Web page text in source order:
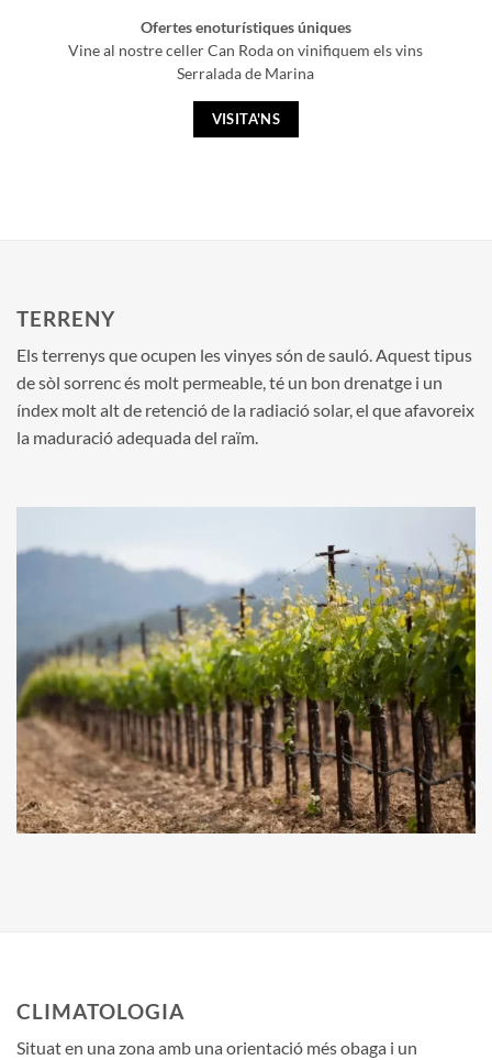
Ofertes enoturístiques úniques
Vine al nostre celler Can Roda on vinifiquem els vins
Serralada de Marina
VISITA'NS
TERRENY
Els terrenys que ocupen les vinyes són de sauló. Aquest tipus
de sòl sorrenc és molt permeable, té un bon drenatge i un
índex molt alt de retenció de la radiació solar, el que afavoreix
la maduració adequada del raïm.
CLIMATOLOGIA
Situat en una zona amb una orientació més obaga i un